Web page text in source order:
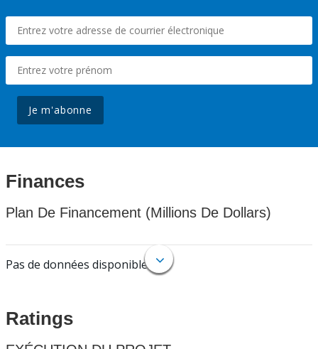
Je m'abonne
Finances
Plan De Financement (Millions De Dollars)
Pas de données disponibles.
Ratings